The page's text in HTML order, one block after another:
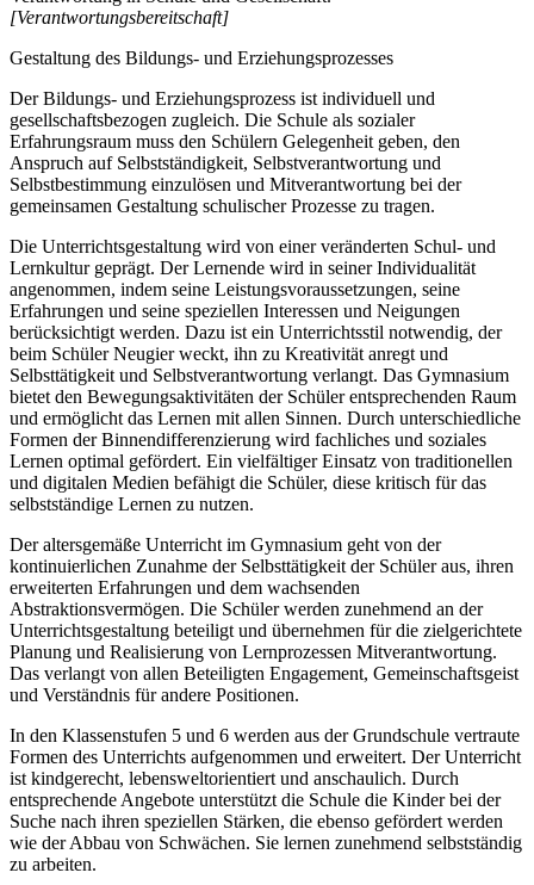
[Verantwortungsbereitschaft]
Gestaltung des Bildungs- und Erziehungsprozesses
Der Bildungs- und Erziehungsprozess ist individuell und
gesellschaftsbezogen zugleich. Die Schule als sozialer
Erfahrungsraum muss den Schülern Gelegenheit geben, den
Anspruch auf Selbstständigkeit, Selbstverantwortung und
Selbstbestimmung einzulösen und Mitverantwortung bei der
gemeinsamen Gestaltung schulischer Prozesse zu tragen.
Die Unterrichtsgestaltung wird von einer veränderten Schul- und
Lernkultur geprägt. Der Lernende wird in seiner Individualität
angenommen, indem seine Leistungsvoraussetzungen, seine
Erfahrungen und seine speziellen Interessen und Neigungen
berücksichtigt werden. Dazu ist ein Unterrichtsstil notwendig, der
beim Schüler Neugier weckt, ihn zu Kreativität anregt und
Selbsttätigkeit und Selbstverantwortung verlangt. Das Gymnasium
bietet den Bewegungsaktivitäten der Schüler entsprechenden Raum
und ermöglicht das Lernen mit allen Sinnen. Durch unterschiedliche
Formen der Binnendifferenzierung wird fachliches und soziales
Lernen optimal gefördert. Ein vielfältiger Einsatz von traditionellen
und digitalen Medien befähigt die Schüler, diese kritisch für das
selbstständige Lernen zu nutzen.
Der altersgemäße Unterricht im Gymnasium geht von der
kontinuierlichen Zunahme der Selbsttätigkeit der Schüler aus, ihren
erweiterten Erfahrungen und dem wachsenden
Abstraktionsvermögen. Die Schüler werden zunehmend an der
Unterrichtsgestaltung beteiligt und übernehmen für die zielgerichtete
Planung und Realisierung von Lernprozessen Mitverantwortung.
Das verlangt von allen Beteiligten Engagement, Gemeinschaftsgeist
und Verständnis für andere Positionen.
In den Klassenstufen 5 und 6 werden aus der Grundschule vertraute
Formen des Unterrichts aufgenommen und erweitert. Der Unterricht
ist kindgerecht, lebensweltorientiert und anschaulich. Durch
entsprechende Angebote unterstützt die Schule die Kinder bei der
Suche nach ihren speziellen Stärken, die ebenso gefördert werden
wie der Abbau von Schwächen. Sie lernen zunehmend selbstständig
zu arbeiten.